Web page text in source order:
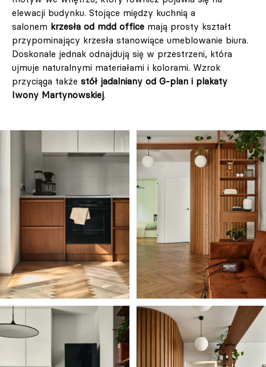
elewacji budynku. Stojące między kuchnią a
salonem krzesła od mdd office mają prosty kształt
przypominający krzesła stanowiące umeblowanie biura.
Doskonale jednak odnajdują się w przestrzeni, która
ujmuje naturalnymi materiałami i kolorami. Wzrok
przyciąga także stół jadalniany od G-plan i plakaty
Iwony Martynowskiej.